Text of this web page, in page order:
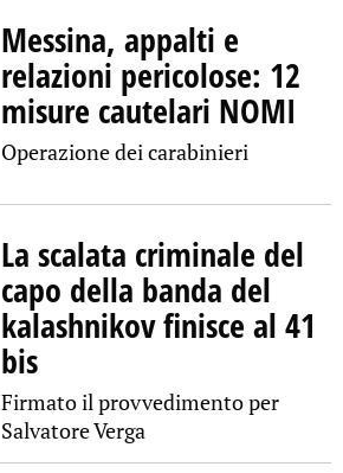
Messina, appalti e
relazioni pericolose: 12
misure cautelari NOMI
Operazione dei carabinieri
La scalata criminale del
capo della banda del
kalashnikov finisce al 41
bis
Firmato il provvedimento per
Salvatore Verga